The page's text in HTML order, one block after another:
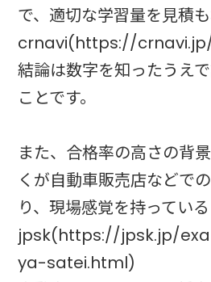
で、適切な学習量を見積も
crnavi(https://
結論は数字を知ったうえ
ことです。
また、合格率の高さの背
くが自動車販売店などで
り、現場感覚を持っている
jpsk(https://jpsk.jp/
ya-satei.html)